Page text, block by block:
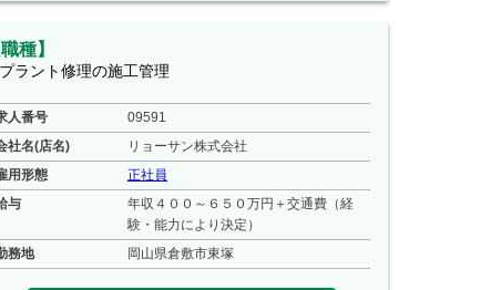
職種】
プラント修理の施工管理
人番号
09591
社名(店名)
リョーサン株式会社
用形態
正社員
与
年収４００～６５０万円＋交通費（経
験・能力により決定）
務地
岡山県倉敷市東塚